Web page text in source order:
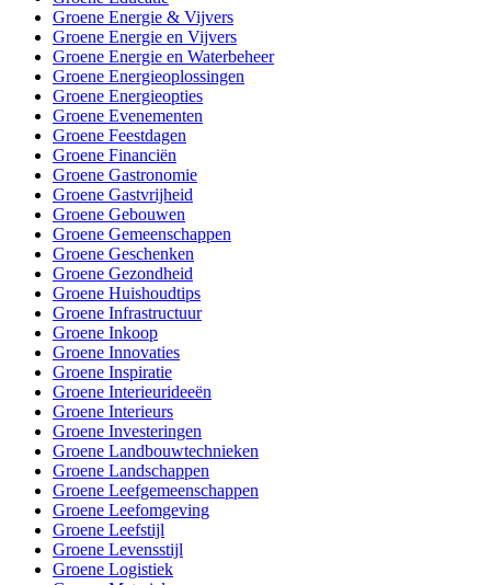
Groene Energie & Vijvers
Groene Energie en Vijvers
Groene Energie en Waterbeheer
Groene Energieoplossingen
Groene Energieopties
Groene Evenementen
Groene Feestdagen
Groene Financiën
Groene Gastronomie
Groene Gastvrijheid
Groene Gebouwen
Groene Gemeenschappen
Groene Geschenken
Groene Gezondheid
Groene Huishoudtips
Groene Infrastructuur
Groene Inkoop
Groene Innovaties
Groene Inspiratie
Groene Interieurideeën
Groene Interieurs
Groene Investeringen
Groene Landbouwtechnieken
Groene Landschappen
Groene Leefgemeenschappen
Groene Leefomgeving
Groene Leefstijl
Groene Levensstijl
Groene Logistiek